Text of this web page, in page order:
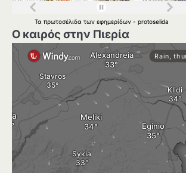
Τα πρωτοσέλιδα των εφημερίδων - protoselida
Ο καιρός στην Πιερία